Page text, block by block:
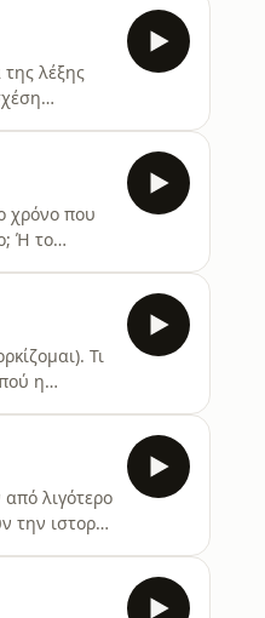
λέξης
χρόνο που
Ή το
Τι
η
λιγότερο
ιστορία